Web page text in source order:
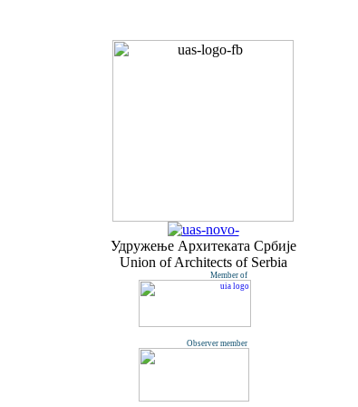
Удружењe Архитеката Србије
Union of Architects of Serbia
Member of
Observer member